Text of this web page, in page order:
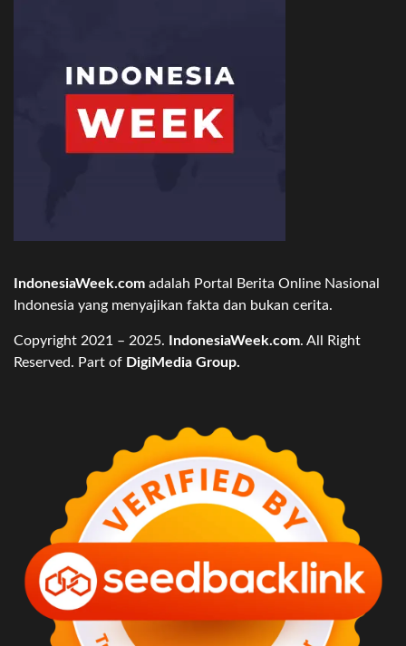
IndonesiaWeek.com adalah Portal Berita Online Nasional
Indonesia yang menyajikan fakta dan bukan cerita.
Copyright 2021 – 2025. IndonesiaWeek.com. All Right
Reserved. Part of DigiMedia Group.